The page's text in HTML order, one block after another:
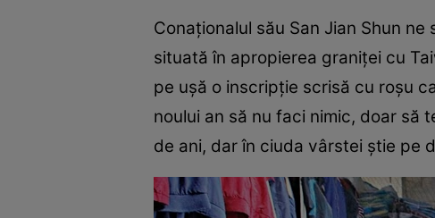
Conaţionalul său San Jian Shun
situată în apropierea graniţei cu
pe uşă o inscripţie scrisă cu roşu
noului an să nu faci nimic, doar să
de ani, dar în ciuda vârstei ştie pe